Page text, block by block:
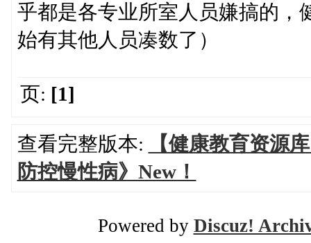
乎都是各专业所室人员嫌搞的，
始有其他人员凑数了）
页: [1]
查看完整版本:
【健康教育资源
防控慢性病》New！
Powered by Discuz!